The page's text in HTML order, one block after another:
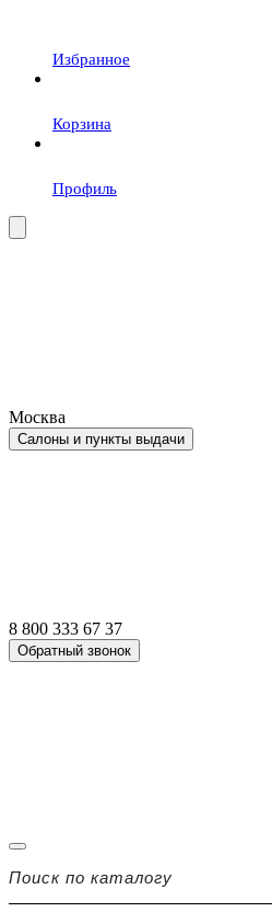
Избранное
Корзина
Профиль
Москва
Салоны и пункты выдачи
8 800 333 67 37
Обратный звонок